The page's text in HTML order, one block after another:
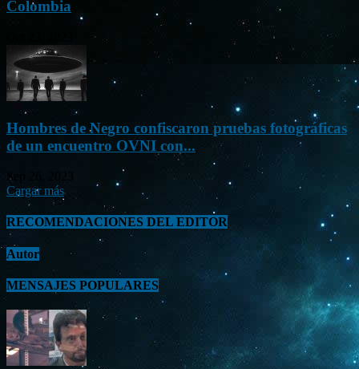
Colombia
Hombres de Negro confiscaron pruebas fotográficas
de un encuentro OVNI con...
Sep 26, 2023
Cargar más
RECOMENDACIONES DEL EDITOR
Autor
MENSAJES POPULARES